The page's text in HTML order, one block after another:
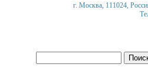
г. Москва, 111024,